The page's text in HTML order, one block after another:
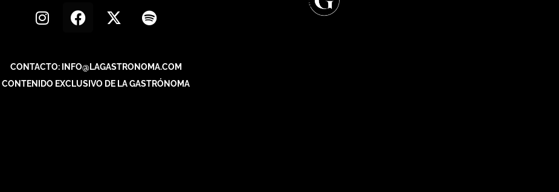
CONTACTO: INFO@LAGASTRONOMA.COM
CONTENIDO EXCLUSIVO DE LA GASTRÓNOMA